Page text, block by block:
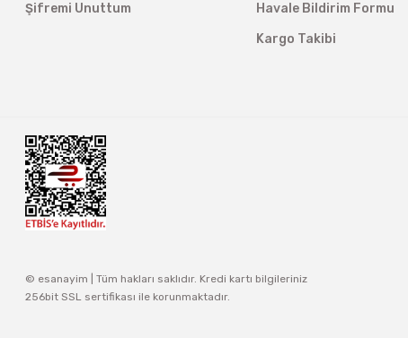
Şifremi Unuttum
Havale Bildirim Formu
Kargo Takibi
© esanayim | Tüm hakları saklıdır. Kredi kartı bilgileriniz
256bit SSL sertifikası ile korunmaktadır.